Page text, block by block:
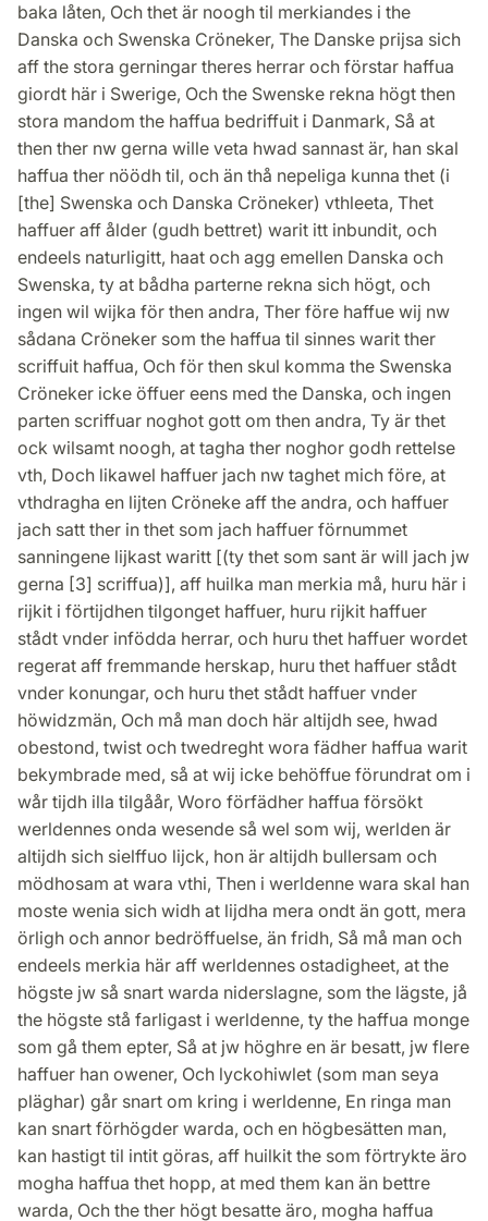
baka låten, Och thet är noogh til merkiandes i the
Danska och Swenska Cröneker, The Danske prijsa sich
aff the stora gerningar theres herrar och förstar haffua
giordt här i Swerige, Och the Swenske rekna högt then
stora mandom the haffua bedriffuit i Danmark, Så at
then ther nw gerna wille veta hwad sannast är, han skal
haffua ther nöödh til, och än thå nepeliga kunna thet (i
[the] Swenska och Danska Cröneker) vthleeta, Thet
haffuer aff ålder (gudh bettret) warit itt inbundit, och
endeels naturligitt, haat och agg emellen Danska och
Swenska, ty at bådha parterne rekna sich högt, och
ingen wil wijka för then andra, Ther före haffue wij nw
sådana Cröneker som the haffua til sinnes warit ther
scriffuit haffua, Och för then skul komma the Swenska
Cröneker icke öffuer eens med the Danska, och ingen
parten scriffuar noghot gott om then andra, Ty är thet
ock wilsamt noogh, at tagha ther noghor godh rettelse
vth, Doch likawel haffuer jach nw taghet mich före, at
vthdragha en lijten Cröneke aff the andra, och haffuer
jach satt ther in thet som jach haffuer förnummet
sanningene lijkast waritt [(ty thet som sant är will jach jw
gerna [3] scriffua)], aff huilka man merkia må, huru här i
rijkit i förtijdhen tilgonget haffuer, huru rijkit haffuer
stådt vnder infödda herrar, och huru thet haffuer wordet
regerat aff fremmande herskap, huru thet haffuer stådt
vnder konungar, och huru thet stådt haffuer vnder
höwidzmän, Och må man doch här altijdh see, hwad
obestond, twist och twedreght wora fädher haffua warit
bekymbrade med, så at wij icke behöffue förundrat om i
wår tijdh illa tilgåår, Woro förfädher haffua försökt
werldennes onda wesende så wel som wij, werlden är
altijdh sich sielffuo lijck, hon är altijdh bullersam och
mödhosam at wara vthi, Then i werldenne wara skal han
moste wenia sich widh at lijdha mera ondt än gott, mera
örligh och annor bedröffuelse, än fridh, Så må man och
endeels merkia här aff werldennes ostadigheet, at the
högste jw så snart warda niderslagne, som the lägste, jå
the högste stå farligast i werldenne, ty the haffua monge
som gå them epter, Så at jw höghre en är besatt, jw flere
haffuer han owener, Och lyckohiwlet (som man seya
pläghar) går snart om kring i werldenne, En ringa man
kan snart förhögder warda, och en högbesätten man,
kan hastigt til intit göras, aff huilkit the som förtrykte äro
mogha haffua thet hopp, at med them kan än bettre
warda, Och the ther högt besatte äro, mogha haffua